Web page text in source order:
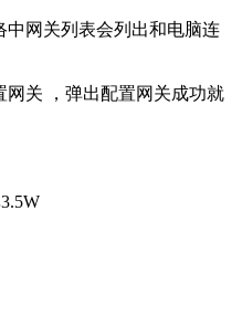
中网关列表会列出和电脑连
网关 ，弹出配置网关成功就